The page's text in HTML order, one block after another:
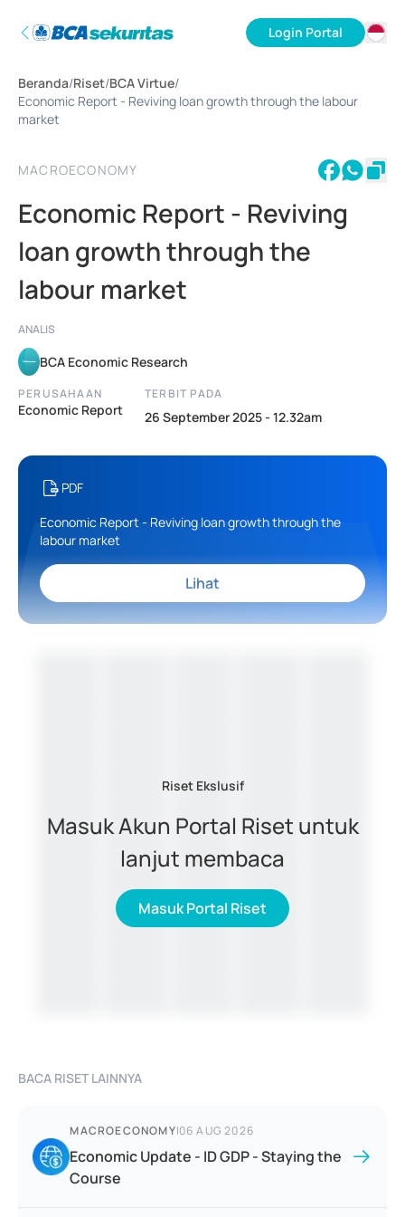
Login Portal
Beranda/Riset/BCA Virtue/
Economic Report - Reviving loan growth through the labour
market
MACROECONOMY
Economic Report - Reviving
loan growth through the
labour market
ANALIS
BCA Economic Research
PERUSAHAAN
Economic Report
TERBIT PADA
26 September 2025 - 12.32am
PDF
Economic Report - Reviving loan growth through the
labour market
Lihat
Riset Ekslusif
Masuk Akun Portal Riset untuk
lanjut membaca
Masuk Portal Riset
BACA RISET LAINNYA
MACROECONOMY|06 AUG 2026
Economic Update - ID GDP - Staying the
Course